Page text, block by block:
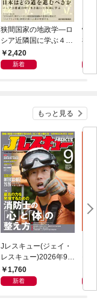
狭間国家の地政学―ロ
シア近隣国に学ぶ４つ
の生き残り戦略
2,420
新着
快
祖
る
もっと見る
Jレスキュー(ジェイ・
レスキュー)2026年9月
号(Vol.143)
1,760
新着